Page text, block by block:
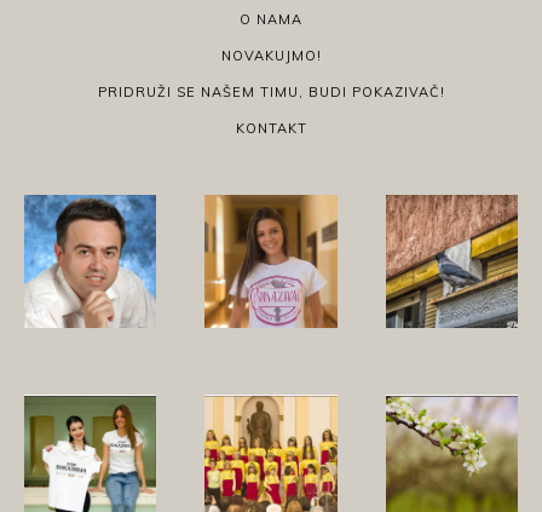
O NAMA
NOVAKUJMO!
PRIDRUŽI SE NAŠEM TIMU, BUDI POKAZIVAČ!
KONTAKT